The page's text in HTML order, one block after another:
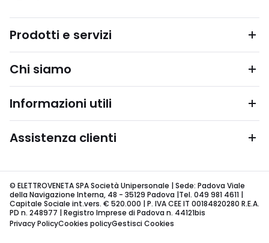
Prodotti e servizi
Chi siamo
Informazioni utili
Assistenza clienti
© ELETTROVENETA SPA Società Unipersonale | Sede: Padova Viale
della Navigazione Interna, 48 - 35129 Padova |Tel. 049 981 4611 |
Capitale Sociale int.vers. € 520.000 | P. IVA CEE IT 00184820280 R.E.A.
PD n. 248977 | Registro Imprese di Padova n. 44121bis
Privacy PolicyCookies policyGestisci Cookies